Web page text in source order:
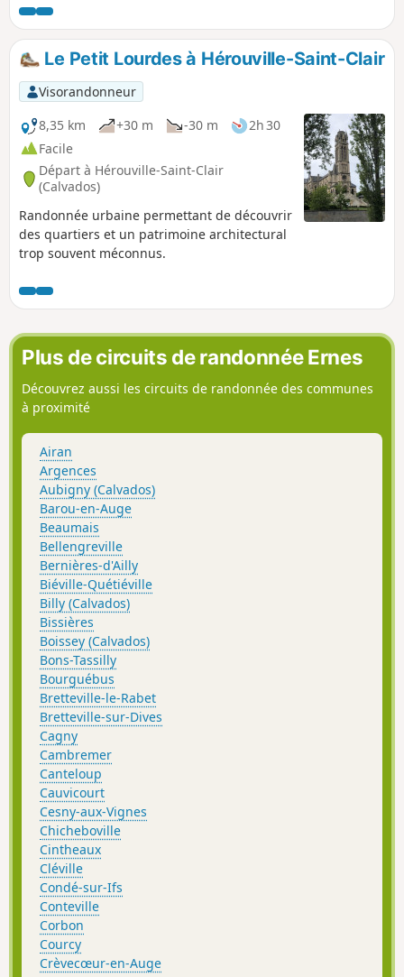
et trois églises, avec une mention spéciale pour celle de
Druval !
Le Petit Lourdes à Hérouville-Saint-Clair
Visorandonneur
8,35 km
+30 m -30 m
2h 30
Facile
Départ à Hérouville-Saint-Clair
(Calvados)
Randonnée urbaine permettant de découvrir
des quartiers et un patrimoine architectural
trop souvent méconnus.
Plus de circuits de randonnée Ernes
Découvrez aussi les circuits de randonnée des communes
à proximité
Airan
Argences
Aubigny (Calvados)
Barou-en-Auge
Beaumais
Bellengreville
Bernières-d'Ailly
Biéville-Quétiéville
Billy (Calvados)
Bissières
Boissey (Calvados)
Bons-Tassilly
Bourguébus
Bretteville-le-Rabet
Bretteville-sur-Dives
Cagny
Cambremer
Canteloup
Cauvicourt
Cesny-aux-Vignes
Chicheboville
Cintheaux
Cléville
Condé-sur-Ifs
Conteville
Corbon
Courcy
Crèvecœur-en-Auge